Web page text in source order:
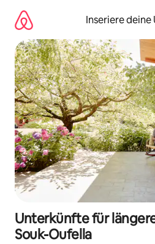
Inhalten
springen
Inseriere
Unterkünfte für
Souk-Oufella